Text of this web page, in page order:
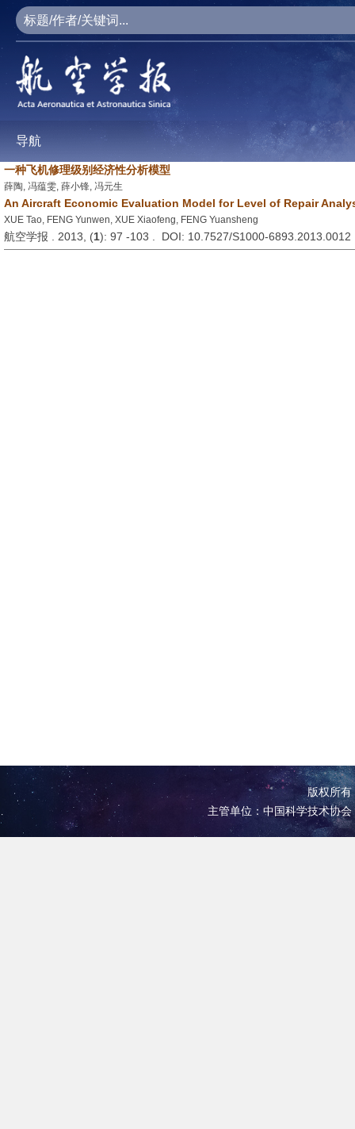
导航
一种飞机修理级别经济性分析模型
薛陶, 冯蕴雯, 薛小锋, 冯元生
An Aircraft Economic Evaluation Model for Level of Repair
XUE Tao, FENG Yunwen, XUE Xiaofeng, FENG Yuansheng
航空学报 . 2013, (1): 97 -103 . DOI: 10.7527/S1000-6893.2013.0012
版权所
主管单位：中国科学技术协